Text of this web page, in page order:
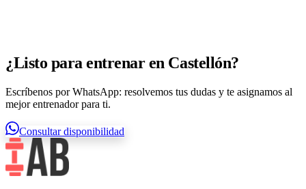
¿Listo para entrenar en Castellón?
Escríbenos por WhatsApp: resolvemos tus dudas y te asignamos al
mejor entrenador para ti.
Consultar disponibilidad